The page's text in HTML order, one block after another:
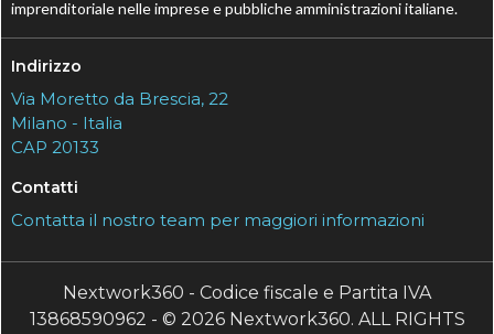
imprenditoriale nelle imprese e pubbliche amministrazioni italiane.
Indirizzo
Via Moretto da Brescia, 22
Milano - Italia
CAP 20133
Contatti
Contatta il nostro team per maggiori informazioni
Nextwork360 - Codice fiscale e Partita IVA
13868590962 - © 2026 Nextwork360. ALL RIGHTS